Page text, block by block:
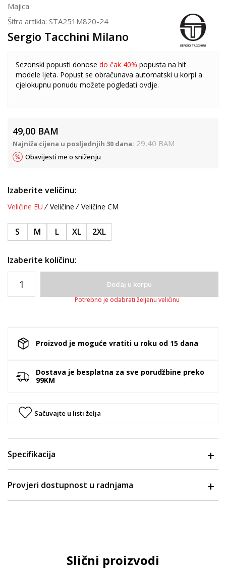
Majica
Šifra artikla: STA251M820-24
Sergio Tacchini Milano
Sezonski popusti donose do čak 40% popusta na hit
modele ljeta. Popust se obračunava automatski u korpi a
cjelokupnu ponudu možete pogledati ovdje.
49,00 BAM
Najniža cijena u posljednjih 30 dana: 29,40 BAM
Obavijesti me o sniženju
Izaberite veličinu:
Veličine EU Veličine Veličine CM
S M L XL 2XL
Izaberite količinu:
Dodaj u korpu
Potrebno je odabrati željenu veličinu
Proizvod je moguće vratiti u roku od 15 dana
Dostava je besplatna za sve porudžbine preko
99KM
Sačuvajte u listi želja
Specifikacija
Provjeri dostupnost u radnjama
Slični proizvodi